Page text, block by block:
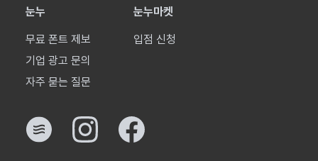
눈누
무료 폰트 제보
기업 광고 문의
자주 묻는 질문
눈누마켓
입점 신청